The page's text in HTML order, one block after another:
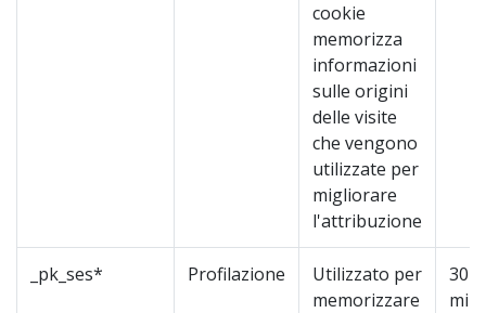
cookie
memorizza
informazioni
sulle origini
delle visite
che vengono
utilizzate per
migliorare
l'attribuzione
_pk_ses* Profilazione
Utilizzato per
memorizzare
30